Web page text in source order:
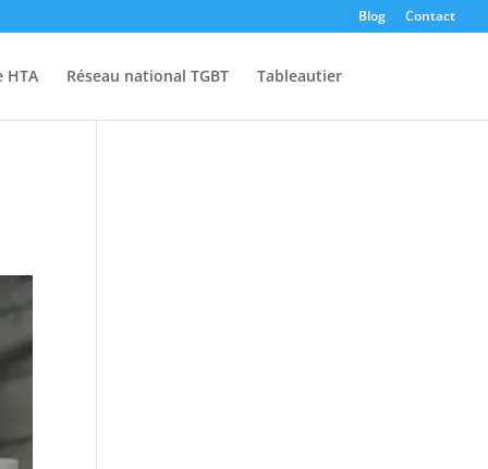
Blog Contact
HTA Réseau national TGBT Tableautier